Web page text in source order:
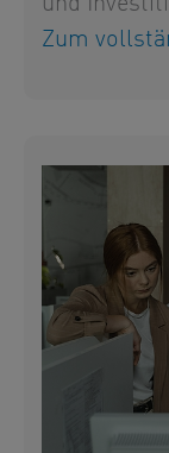
und
Zum